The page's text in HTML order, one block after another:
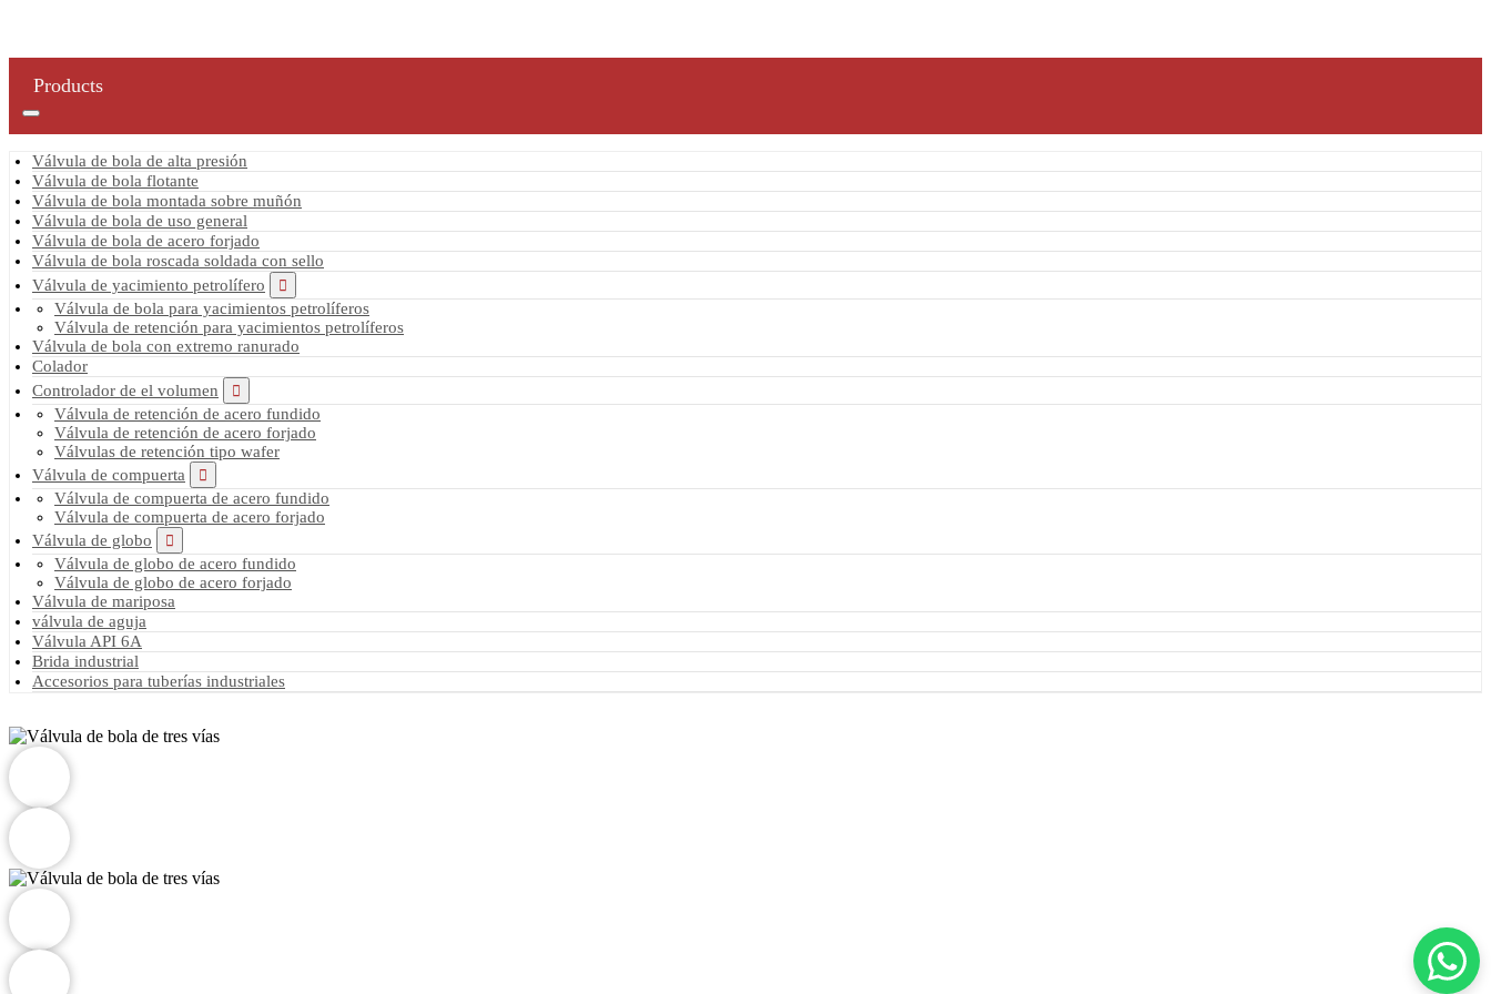
Products
Válvula de bola de alta presión
Válvula de bola flotante
Válvula de bola montada sobre muñón
Válvula de bola de uso general
Válvula de bola de acero forjado
Válvula de bola roscada soldada con sello
Válvula de yacimiento petrolífero
Válvula de bola para yacimientos petrolíferos
Válvula de retención para yacimientos petrolíferos
Válvula de bola con extremo ranurado
Colador
Controlador de el volumen
Válvula de retención de acero fundido
Válvula de retención de acero forjado
Válvulas de retención tipo wafer
Válvula de compuerta
Válvula de compuerta de acero fundido
Válvula de compuerta de acero forjado
Válvula de globo
Válvula de globo de acero fundido
Válvula de globo de acero forjado
Válvula de mariposa
válvula de aguja
Válvula API 6A
Brida industrial
Accesorios para tuberías industriales